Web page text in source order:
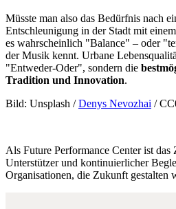
Müsste man also das Bedürfnis nach
Entschleunigung in der Stadt mit
es wahrscheinlich "Balance" – oder
der Musik kennt. Urbane
"Entweder-Oder", sondern die
Tradition und Innovation.
Bild: Unsplash /Denys Nevozhai /
Als Future Performance Center ist
Unterstützer und kontinuierlicher
Organisationen, die Zukunft gestalten